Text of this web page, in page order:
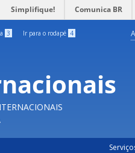
Simplifique! Comunica BR
3 Ir para o rodapé 4